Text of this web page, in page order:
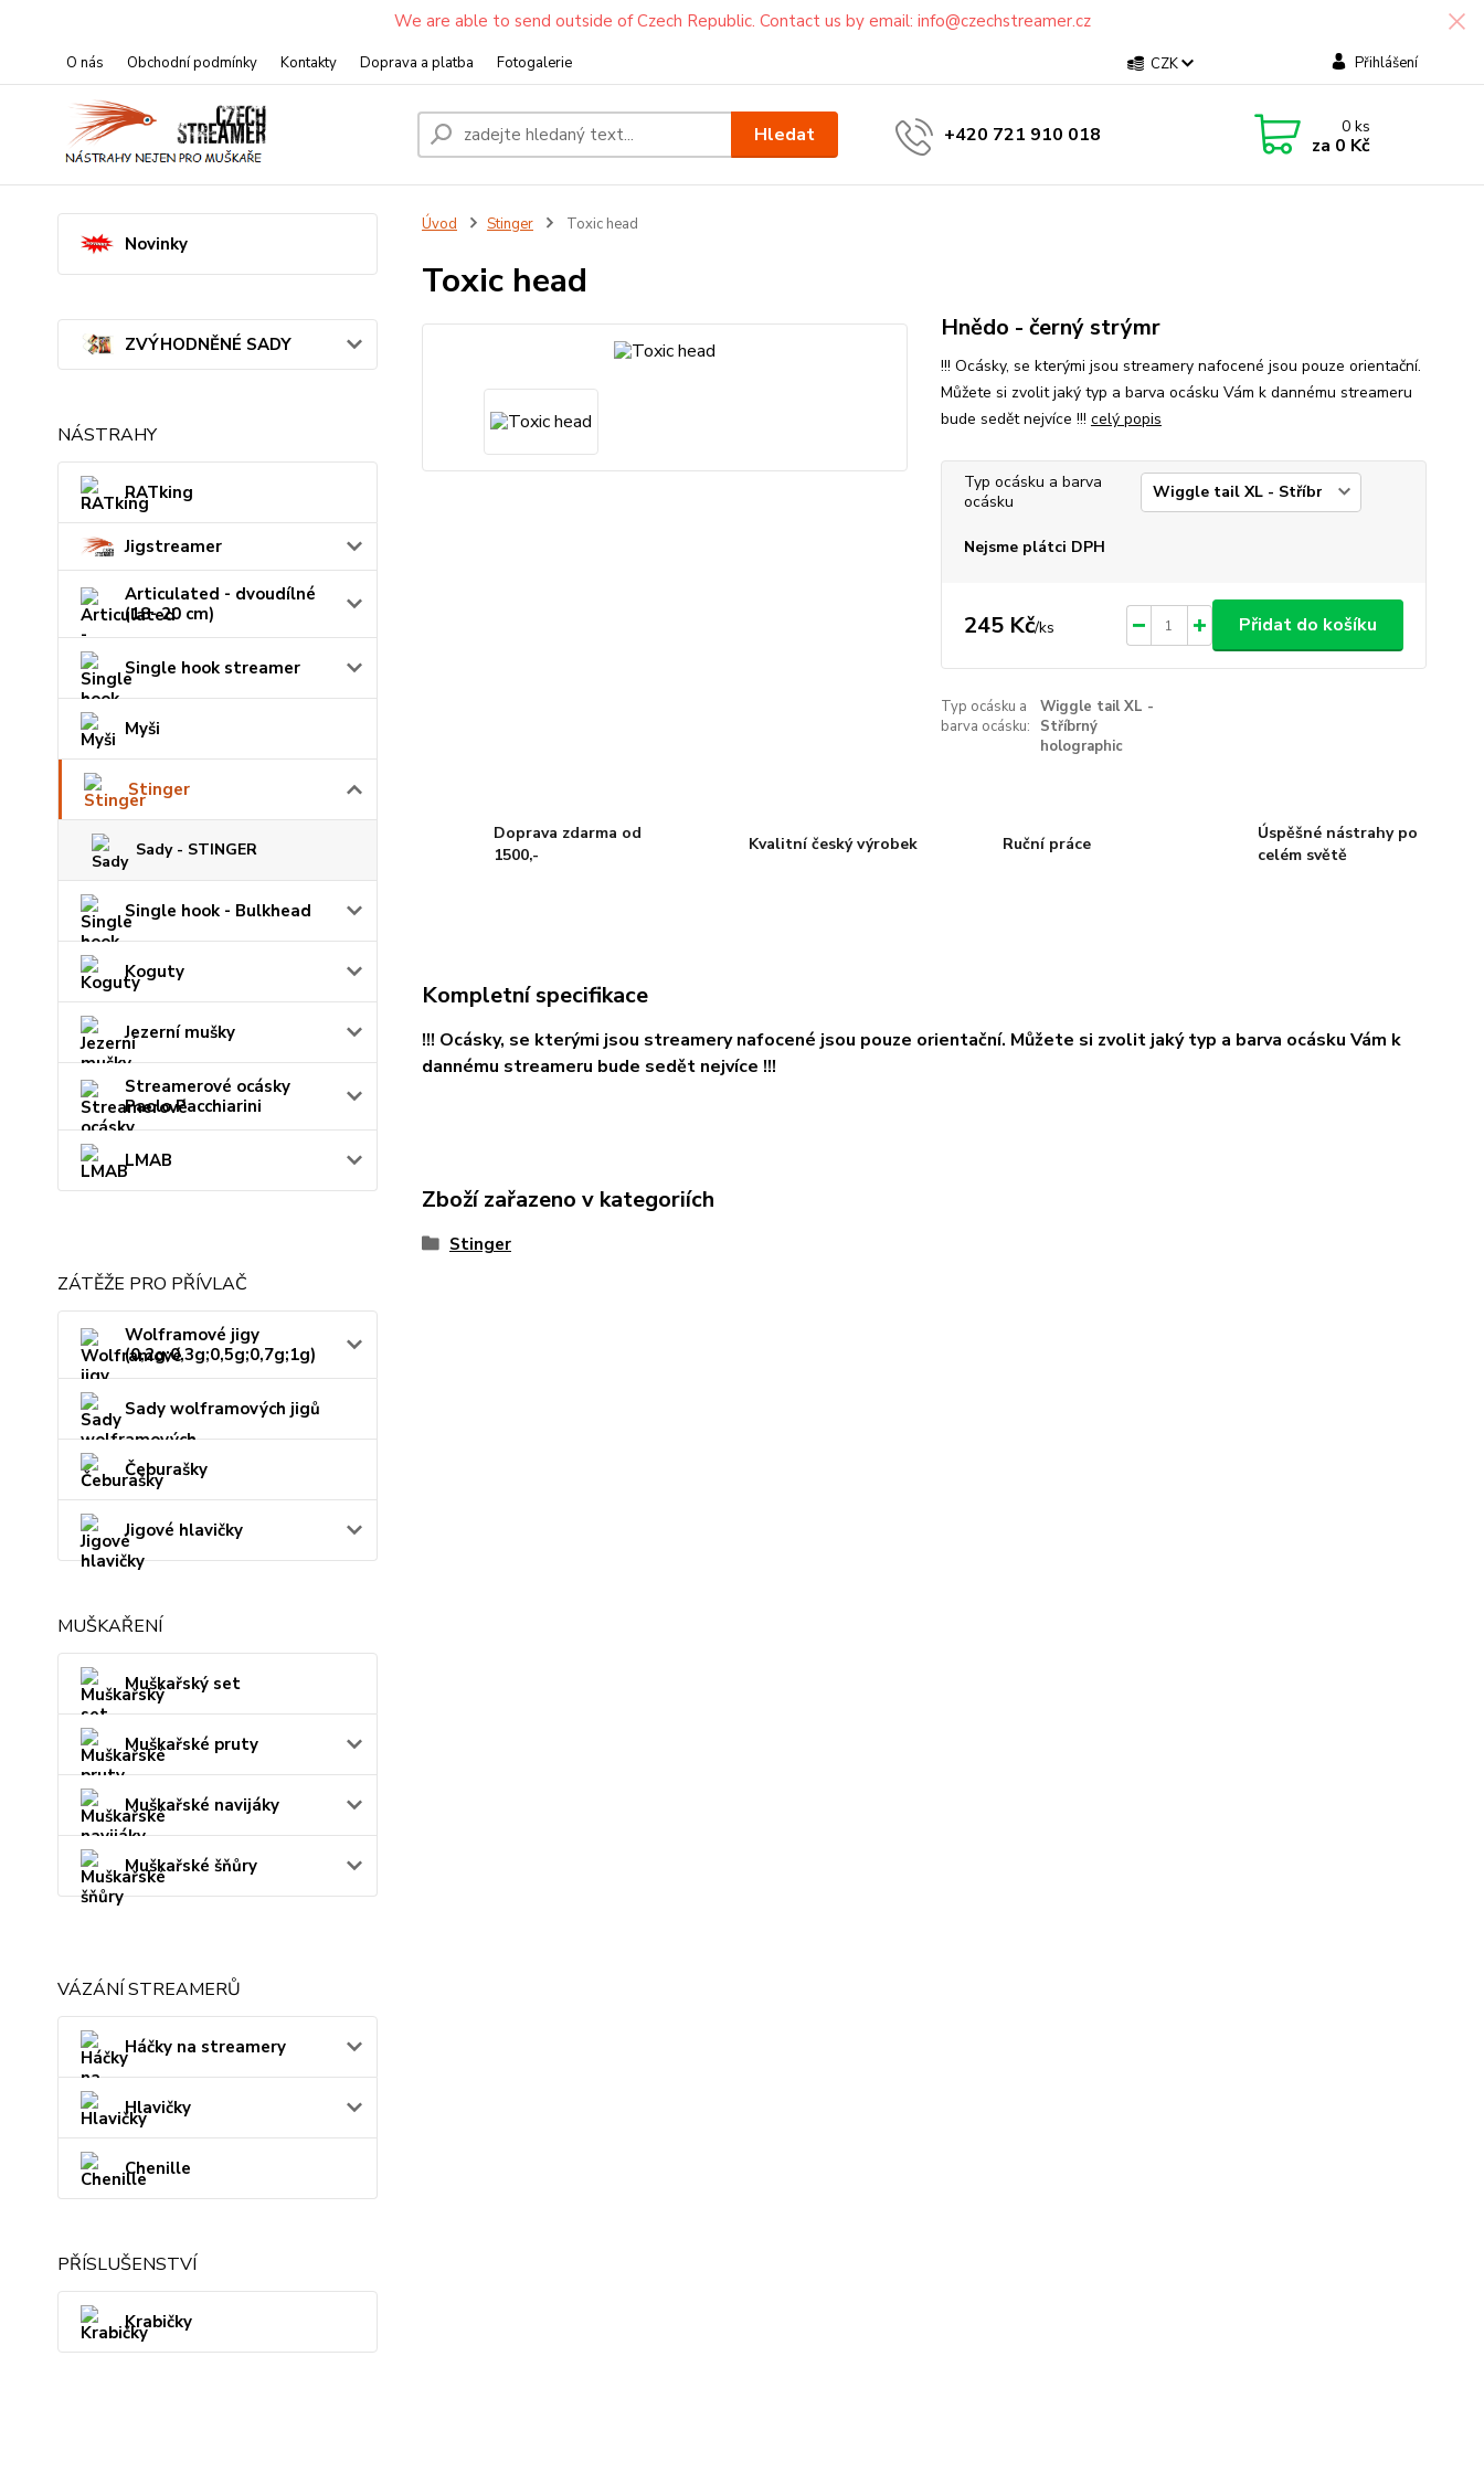
We are able to send outside of Czech Republic. Contact us by email: info@czechstreamer.cz
O nás Obchodní podmínky Kontakty Doprava a platba Fotogalerie CZK Přihlášení
Hledat +420 721 910 018 0ks
za 0 Kč
Novinky
ZVÝHODNĚNÉ SADY
NÁSTRAHY
RATking
Jigstreamer
Articulated - dvoudílné
(18- 20 cm)
Single hook streamer
Myši
Stinger
Sady - STINGER
Single hook - Bulkhead
Koguty
Jezerní mušky
Streamerové ocásky
Paolo Pacchiarini
LMAB
ZÁTĚŽE PRO PŘÍVLAČ
Wolframové jigy
(0,2g;0,3g;0,5g;0,7g;1g)
Sady wolframových jigů
Čeburašky
Jigové hlavičky
MUŠKAŘENÍ
Muškařský set
Muškařské pruty
Muškařské navijáky
Muškařské šňůry
VÁZÁNÍ STREAMERŮ
Háčky na streamery
Hlavičky
Chenille
PŘÍSLUŠENSTVÍ
Krabičky
Úvod Stinger Toxic head
Toxic head
Hnědo - černý strýmr
!!! Ocásky, se kterými jsou streamery nafocené jsou pouze orientační.
Můžete si zvolit jaký typ a barva ocásku Vám k dannému streameru
bude sedět nejvíce !!! celý popis
Typ ocásku a barva
ocásku
Nejsme plátci DPH
245 Kč/ks Přidat do košíku
Typ ocásku a
barva ocásku:
Wiggle tail XL -
Stříbrný
holographic
Doprava zdarma od
1500,-
Kvalitní český výrobek Ruční práce
Úspěšné nástrahy po
celém světě
Kompletní specifikace
!!! Ocásky, se kterými jsou streamery nafocené jsou pouze orientační. Můžete si zvolit jaký typ a barva ocásku Vám k
dannému streameru bude sedět nejvíce !!!
Zboží zařazeno v kategoriích
Stinger